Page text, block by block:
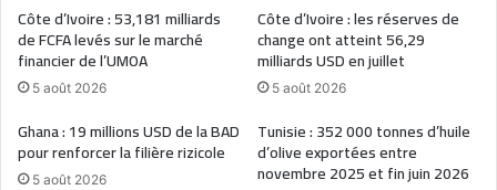
Côte d’Ivoire : 53,181 milliards
de FCFA levés sur le marché
financier de l’UMOA
5 août 2026
Côte d’Ivoire : les réserves de
change ont atteint 56,29
milliards USD en juillet
5 août 2026
Ghana : 19 millions USD de la BAD
pour renforcer la filière rizicole
5 août 2026
Tunisie : 352 000 tonnes d’huile
d’olive exportées entre
novembre 2025 et fin juin 2026